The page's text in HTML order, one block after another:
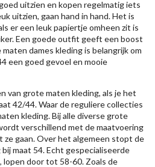
uitzien en kopen regelmatig iets
uitzien, gaan hand in hand. Het is
er een leuk papiertje omheen zit is
Een goede outfit geeft een boost
dames kleding is belangrijk om
een goed gevoel en mooie
van grote maten kleding, als je het
42/44. Waar de reguliere collecties
kleding. Bij alle diverse grote
verschillend met de maatvoering
ze gaan. Over het algemeen stopt de
maat 54. Echt gespecialiseerde
door tot 58-60. Zoals de